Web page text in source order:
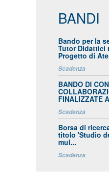
BANDI
Bando per la
Tutor Didattici
Progetto di
Scadenza
BANDO DI
FINALIZZATE
Scadenza
Borsa di
titolo 'Studio
mul...
Scadenza